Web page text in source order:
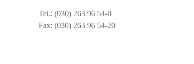
Tel.:(030) 263 96 54-0
Fax: (030) 263 96 54-20